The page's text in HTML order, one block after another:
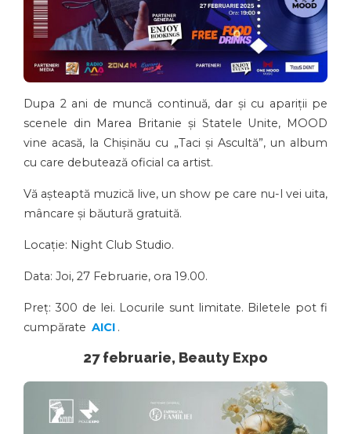
Dupa 2 ani de muncă continuă, dar și cu apariții pe
scenele din Marea Britanie și Statele Unite, MOOD
vine acasă, la Chișinău cu „Taci și Ascultă”, un album
cu care debutează oficial ca artist.
Vă așteaptă muzică live, un show pe care nu-l vei uita,
mâncare și băutură gratuită.
Locație: Night Club Studio.
Data: Joi, 27 Februarie, ora 19.00.
Preț: 300 de lei. Locurile sunt limitate. Biletele pot fi
cumpărate AICI .
27 februarie, Beauty Expo